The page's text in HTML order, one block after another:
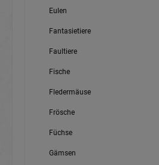
Eulen
Fantasietiere
Faultiere
Fische
Fledermäuse
Frösche
Füchse
Gämsen